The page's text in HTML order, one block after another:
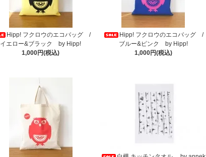
Hipp! フクロウのエコバッグ /
イエロー&ブラック by Hipp!
1,000円(税込)
Hipp! フクロウのエコバッグ /
ブルー&ピンク by Hipp!
1,000円(税込)